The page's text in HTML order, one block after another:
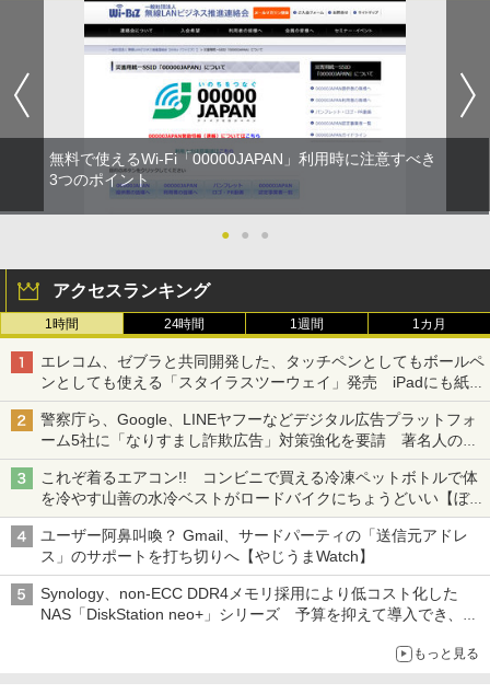
無料で使えるWi-Fi「00000JAPAN」利用時に注意すべき
3つのポイント
● ● ●
アクセスランキング
1時間 24時間 1週間 1カ月
エレコム、ゼブラと共同開発した、タッチペンとしてもボールペ
ンとしても使える「スタイラスツーウェイ」発売 iPadにも紙に
も、持ち替えずに書き込める
警察庁ら、Google、LINEヤフーなどデジタル広告プラットフォ
ーム5社に「なりすまし詐欺広告」対策強化を要請 著名人の写
真や映像を使った投資詐欺などへの対策として
これぞ着るエアコン!! コンビニで買える冷凍ペットボトルで体
を冷やす山善の水冷ベストがロードバイクにちょうどいい【ぼっ
ち・ざ・ろーど！その14】【空いた時間でなにしてる？】
ユーザー阿鼻叫喚？ Gmail、サードパーティの「送信元アドレ
ス」のサポートを打ち切りへ【やじうまWatch】
Synology、non-ECC DDR4メモリ採用により低コスト化した
NAS「DiskStation neo+」シリーズ 予算を抑えて導入でき、
もっと見る